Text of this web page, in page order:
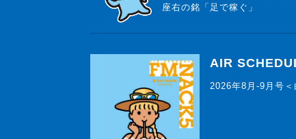
座右の銘「足で稼ぐ」
AIR
2026年8月-9月号＜